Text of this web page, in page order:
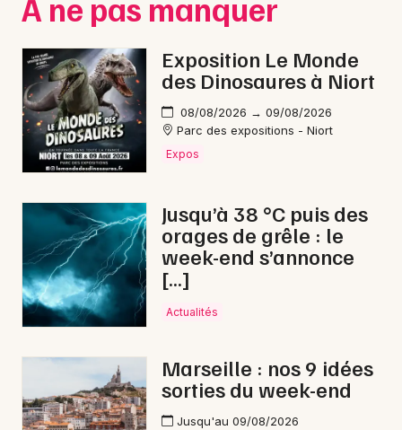
À ne pas manquer
Exposition Le Monde
des Dinosaures à Niort
08/08/2026 → 09/08/2026
Parc des expositions - Niort
Expos
Jusqu’à 38 °C puis des
orages de grêle : le
week-end s’annonce
[…]
Actualités
Marseille : nos 9 idées
sorties du week-end
Jusqu'au 09/08/2026